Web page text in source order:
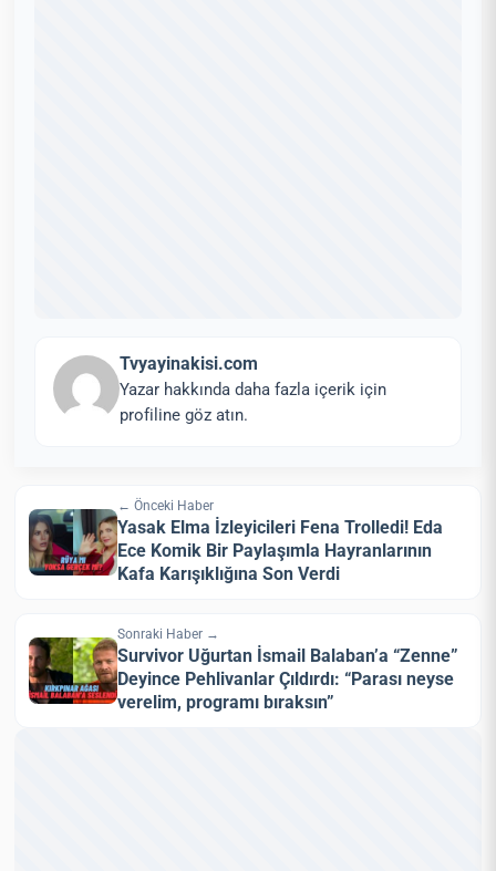
Tvyayinakisi.com
Yazar hakkında daha fazla içerik için
profiline göz atın.
← Önceki Haber
Yasak Elma İzleyicileri Fena Trolledi! Eda
Ece Komik Bir Paylaşımla Hayranlarının
Kafa Karışıklığına Son Verdi
Sonraki Haber →
Survivor Uğurtan İsmail Balaban’a “Zenne”
Deyince Pehlivanlar Çıldırdı: “Parası neyse
verelim, programı bıraksın”